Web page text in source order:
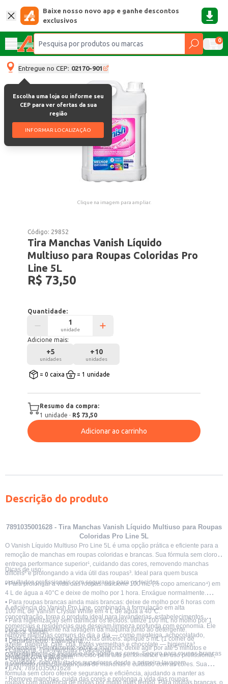
Baixe nosso novo app e ganhe descontos
exclusivos
0
Entregue no CEP: 02170-901
Escolha uma loja ou informe seu
CEP para ver ofertas da sua
região
INFORMAR LOCALIZAÇÃO
Clique na imagem para ampliar.
Código: 29852
Tira Manchas Vanish Líquido
Multiuso para Roupas Coloridas Pro
Line 5L
R$ 73,50
Quantidade:
unidade
Adicione mais:
+5
unidades
+10
unidades
= 0 caixa = 1 unidade
Resumo da compra:
1 unidade · R$ 73,50
Adicionar ao carrinho
Descrição do produto
7891035001628 - Tira Manchas Vanish Líquido Multiuso para Roupas
Coloridas Pro Line 5L
O Vanish Líquido Multiuso Pro Line 5L é uma opção prática e eficiente para a
remoção de manchas em roupas coloridas e brancas. Sua fórmula sem cloro
entrega performance superior¹, cuidando das cores, removendo manchas
difíceis² e prolongando a vida útil das roupas³. Ideal para quem busca
resultados profissionais com segurança para os tecidos.
Dicas de uso:
• Para prolongar a vida das roupas: adicione 100 mL (½ copo americano⁴) em
4 L de água a 40°C e deixe de molho por 1 hora. Enxágue normalmente.
• Para roupas brancas ainda mais brancas: deixe de molho por 6 horas com
100 mL de Vanish Crystal White em 4 L de água a 40°C.
• Para higienização sem danificar os tecidos: utilize 100 mL no molho por 1
hora ou diretamente na lavagem da máquina junto ao detergente.
• Para pré‑tratamento de manchas difíceis: aplique 5 mL (1 colher de
sobremesa⁴) diretamente sobre a mancha, deixe agir por até 5 minutos e
prossiga com a lavagem.
A eficiência do Vanish Pro Line, combinada à formulação em alta
concentração, torna o produto ideal para lavanderias, estabelecimentos
comerciais e residências que desejam limpeza profunda com economia. Ele
remove manchas comuns do dia a dia — como manteiga, achocolatado,
azeite, papinha, café, chá, frutas vermelhas e chocolate — higieniza³
completamente os tecidos e não agride as cores. Seguro para roupas brancas
e coloridas, com resultados superiores desde a primeira lavagem.
• Marca: Vanish
• Departamento: Lavanderia
• Categoria: Tira‑Manchas Profissional
• Conteúdo: 5 Litros
• EAN: 7891035001628
O Vanish Pro Line é reconhecido pela alta performance em uso profissional,
garantindo remoção avançada de manchas e cuidado com as cores. Sua
fórmula sem cloro oferece segurança e eficiência, ajudando a manter as
¹ Remove manchas, cuida das cores e prolonga a vida das roupas.